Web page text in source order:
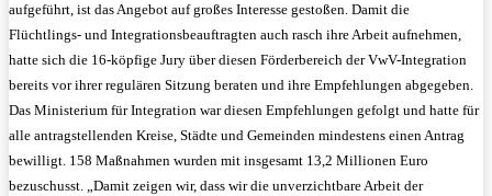
aufgeführt, ist das Angebot auf großes Interesse gestoßen. Damit die
Flüchtlings- und Integrationsbeauftragten auch rasch ihre Arbeit aufnehmen,
hatte sich die 16-köpfige Jury über diesen Förderbereich der VwV-Integration
bereits vor ihrer regulären Sitzung beraten und ihre Empfehlungen abgegeben.
Das Ministerium für Integration war diesen Empfehlungen gefolgt und hatte für
alle antragstellenden Kreise, Städte und Gemeinden mindestens einen Antrag
bewilligt. 158 Maßnahmen wurden mit insgesamt 13,2 Millionen Euro
bezuschusst. „Damit zeigen wir, dass wir die unverzichtbare Arbeit der